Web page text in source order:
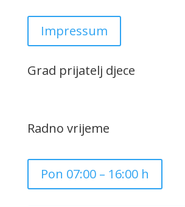
Impressum
Grad prijatelj djece
Radno vrijeme
Pon 07:00 – 16:00 h